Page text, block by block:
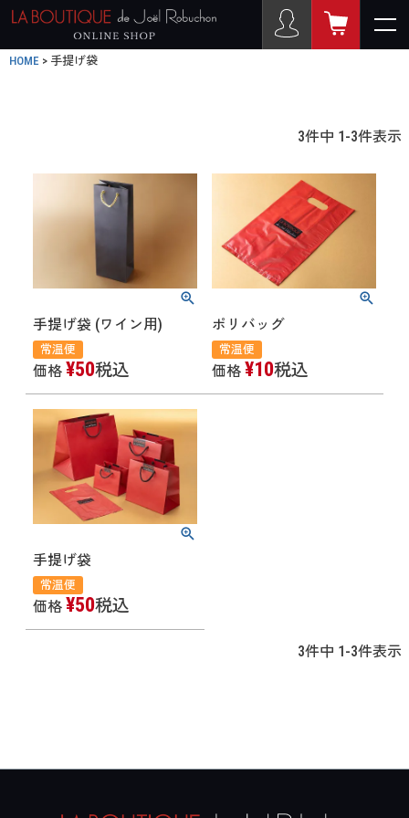
HOME 手提げ袋
3件中 1-3件表示
手提げ袋 (ワイン用)
常温便
価格 ¥50税込
ポリバッグ
常温便
価格 ¥10税込
手提げ袋
常温便
価格 ¥50税込
3件中 1-3件表示